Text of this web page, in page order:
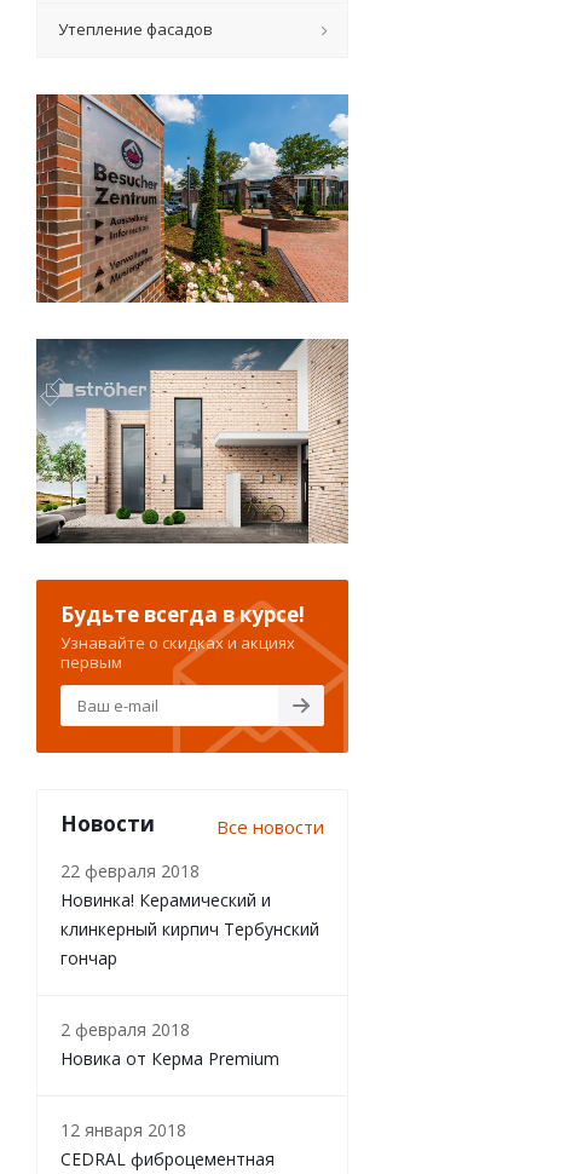
Утепление фасадов
Будьте всегда в курсе!
Узнавайте о скидках и акциях
первым
Новости Все новости
22 февраля 2018
Новинка! Керамический и
клинкерный кирпич Тербунский
гончар
2 февраля 2018
Новика от Керма Premium
12 января 2018
CEDRAL фиброцементная